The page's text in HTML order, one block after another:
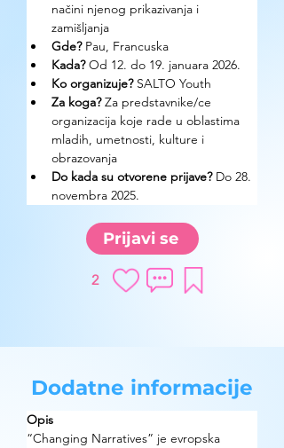
načini njenog prikazivanja i
zamišljanja
Gde? Pau, Francuska
Kada? Od 12. do 19. januara 2026.
Ko organizuje? SALTO Youth
Za koga? Za predstavnike/ce
organizacija koje rade u oblastima
mladih, umetnosti, kulture i
obrazovanja
Do kada su otvorene prijave? Do 28.
novembra 2025.
Prijavi se
2
Dodatne informacije
Opis
“Changing Narratives” je evropska